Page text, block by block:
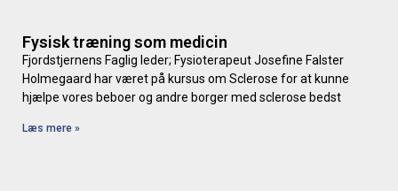
Fysisk træning som medicin
Fjordstjernens Faglig leder; Fysioterapeut Josefine Falster
Holmegaard har været på kursus om Sclerose for at kunne
hjælpe vores beboer og andre borger med sclerose bedst
Læs mere »